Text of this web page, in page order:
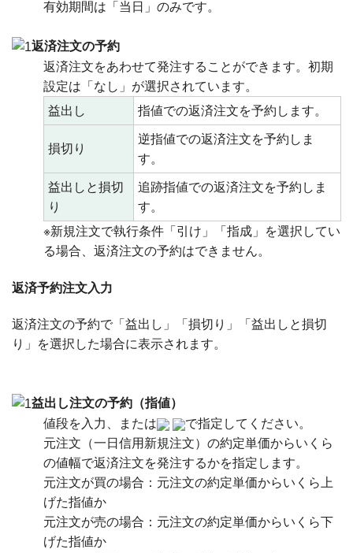
有効期間は「当日」のみです。
返済注文の予約
返済注文をあわせて発注することができます。初期
設定は「なし」が選択されています。
益出し
指値での返済注文を予約します。
損切り
逆指値での返済注文を予約しま
す。
益出しと損切
り
追跡指値での返済注文を予約しま
す。
※新規注文で執行条件「引け」「指成」を選択してい
る場合、返済注文の予約はできません。
返済予約注文入力
返済注文の予約で「益出し」「損切り」「益出しと損切
り」を選択した場合に表示されます。
益出し注文の予約（指値）
値段を入力、または
で指定してください。
元注文（一日信用新規注文）の約定単価からいくら
の値幅で返済注文を発注するかを指定します。
元注文が買の場合：元注文の約定単価からいくら上
げた指値か
元注文が売の場合：元注文の約定単価からいくら下
げた指値か